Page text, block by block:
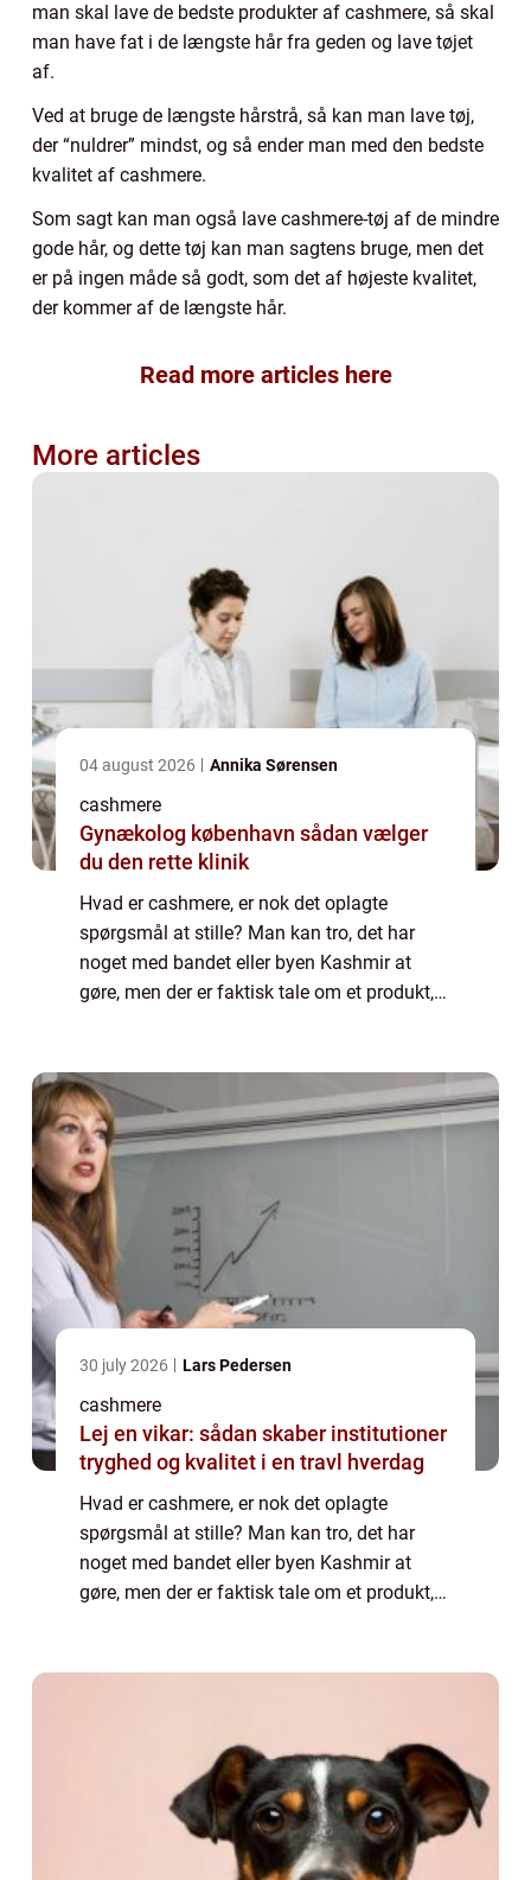
man skal lave de bedste produkter af cashmere, så skal
man have fat i de længste hår fra geden og lave tøjet
af.
Ved at bruge de længste hårstrå, så kan man lave tøj,
der “nuldrer” mindst, og så ender man med den bedste
kvalitet af cashmere.
Som sagt kan man også lave cashmere-tøj af de mindre
gode hår, og dette tøj kan man sagtens bruge, men det
er på ingen måde så godt, som det af højeste kvalitet,
der kommer af de længste hår.
Read more articles here
More articles
04 august 2026 Annika Sørensen
cashmere
Gynækolog københavn sådan vælger
du den rette klinik
Hvad er cashmere, er nok det oplagte
spørgsmål at stille? Man kan tro, det har
noget med bandet eller byen Kashmir at
gøre, men der er faktisk tale om et produkt,
30 july 2026 Lars Pedersen
cashmere
Lej en vikar: sådan skaber institutioner
tryghed og kvalitet i en travl hverdag
Hvad er cashmere, er nok det oplagte
spørgsmål at stille? Man kan tro, det har
noget med bandet eller byen Kashmir at
gøre, men der er faktisk tale om et produkt,